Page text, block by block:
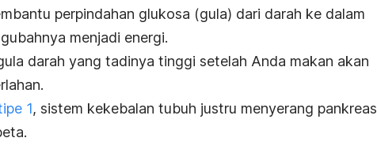
perpindahan glukosa (gula) dari darah ke dalam
menjadi energi.
darah yang tadinya tinggi setelah Anda makan akan
1, sistem kekebalan tubuh justru menyerang pankreas